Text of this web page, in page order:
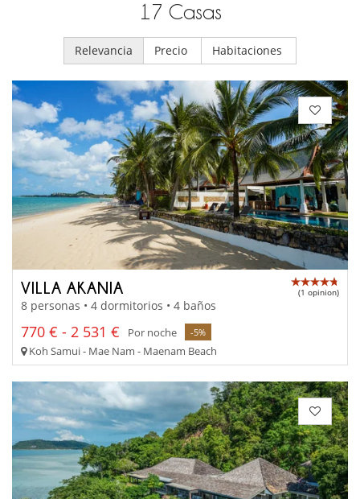
17 Casas
Relevancia Precio Habitaciones
VILLA AKANIA (1 opinion)
8 personas • 4 dormitorios • 4 baños
770 € - 2 531 € Por noche -5%
Koh Samui - Mae Nam - Maenam Beach